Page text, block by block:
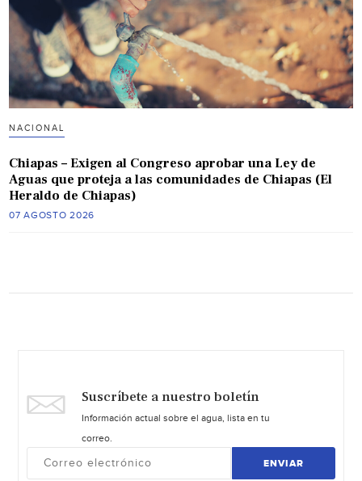
NACIONAL
Chiapas – Exigen al Congreso aprobar una Ley de
Aguas que proteja a las comunidades de Chiapas (El
Heraldo de Chiapas)
07 AGOSTO 2026
Suscríbete a nuestro boletín
Información actual sobre el agua, lista en tu
correo.
ENVIAR